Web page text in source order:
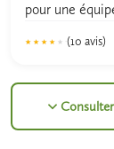
pour une
★★★★★
★★★★★ (10 avis)